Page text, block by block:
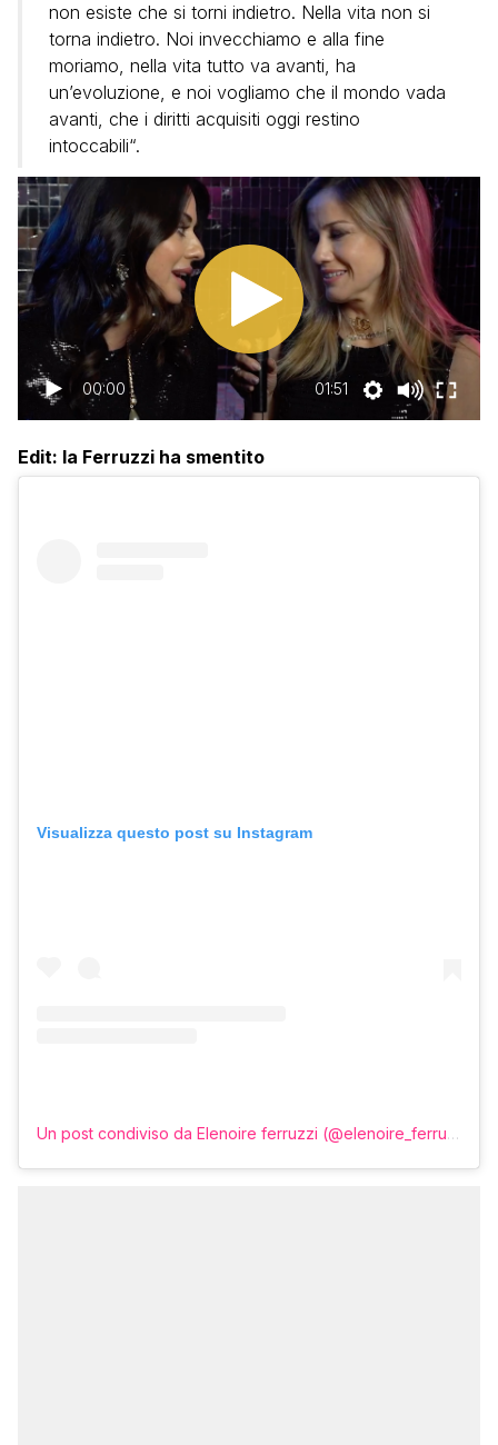
non esiste che si torni indietro. Nella vita non si
torna indietro. Noi invecchiamo e alla fine
moriamo, nella vita tutto va avanti, ha
un’evoluzione, e noi vogliamo che il mondo vada
avanti, che i diritti acquisiti oggi restino
intoccabili“.
00:00 01:51
Edit: la Ferruzzi ha smentito
Visualizza questo post su Instagram
Un post condiviso da Elenoire ferruzzi (@elenoire_ferruzzi)